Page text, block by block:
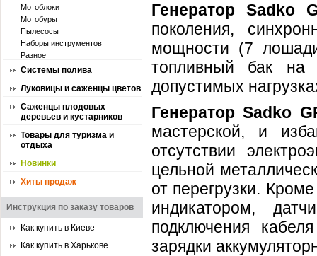
Мотоблоки
Мотобуры
Пылесосы
Наборы инструментов
Разное
Системы полива
Луковицы и саженцы цветов
Саженцы плодовых
деревьев и кустарников
Товары для туризма и
отдыха
Новинки
Хиты продаж
Инструкция по заказу товаров
Как купить в Киеве
Как купить в Харькове
Генератор
Sadko
поколения,
мощности (7
топливный бак на
допустимых
Генератор Sadko
мастерской, и
отсутствии
цельной
от перегрузки.
индикатором,
подключения
зарядки